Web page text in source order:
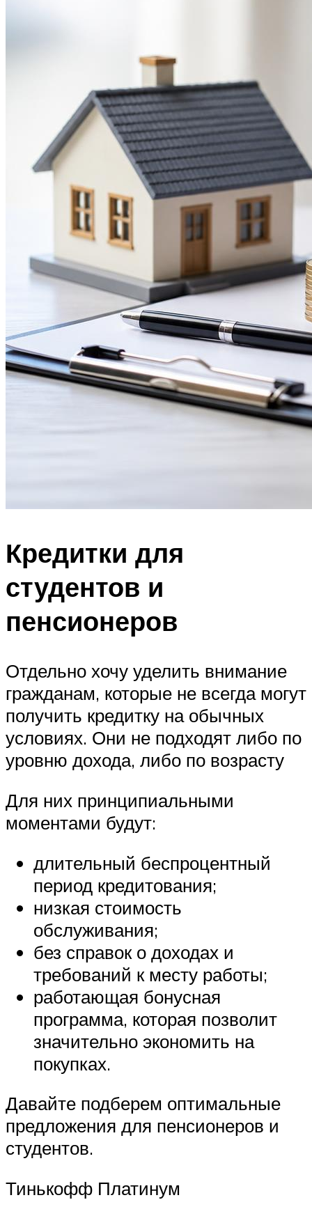
Кредитки для
студентов и
пенсионеров
Отдельно хочу уделить внимание
гражданам, которые не всегда могут
получить кредитку на обычных
условиях. Они не подходят либо по
уровню дохода, либо по возрасту
Для них принципиальными
моментами будут:
длительный беспроцентный
период кредитования;
низкая стоимость
обслуживания;
без справок о доходах и
требований к месту работы;
работающая бонусная
программа, которая позволит
значительно экономить на
покупках.
Давайте подберем оптимальные
предложения для пенсионеров и
студентов.
Тинькофф Платинум